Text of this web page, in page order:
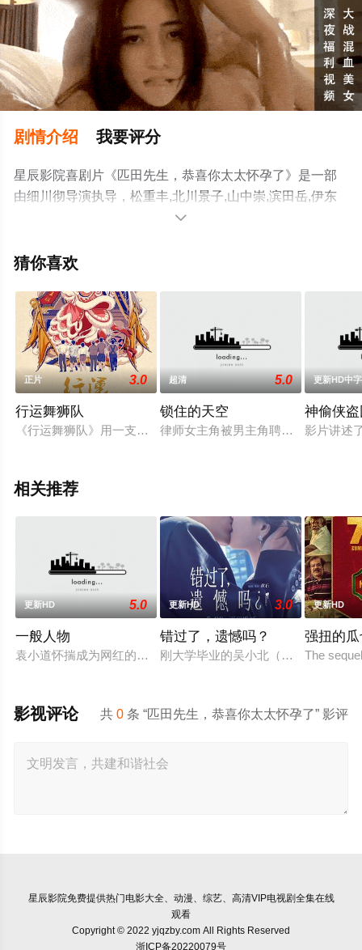
剧情介绍 我要评分
星辰影院喜剧片《匹田先生，恭喜你太太怀孕了》是一部
由细川彻导演执导，松重丰,北川景子,山中崇,滨田岳,伊东
四朗等演员精彩演绎的日本电影，手机免费观看高清无删
豆瓣电影、电视猫或剧情网等平台了解。

猜你喜欢
正片 3.0
行运舞狮队
《行运舞狮队》用一支业余舞狮队的奋斗，展现岭南农村的传统
超清 5.0
锁住的天空
律师女主角被男主角聘请来阻止建设
更新HD中字
神偷侠
影片讲述
相关推荐
更新HD 5.0
一般人物
袁小道怀揣成为网红的梦想创作短视频，并与周小乙等人组建了
更新HD 3.0
错过了，遗憾吗？
刚大学毕业的吴小北（庄达菲 饰）
更新HD
强扭的
The
共0 条 “匹田先生，恭喜你太太怀孕了” 影评
影视评论
星辰影院免费提供热门电影大全、动漫、综艺、高清VIP电视剧全集在线
观看
Copyright © 2022 yjqzby.com All Rights Reserved
浙ICP备20220079号